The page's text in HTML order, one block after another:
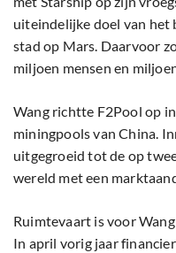
uiteindelijke doel van het
stad op Mars. Daarvoor
miljoen mensen en
Wang richtte F2Pool op
miningpools van China.
uitgegroeid tot de op
wereld met een
Ruimtevaart is voor
In april vorig jaar